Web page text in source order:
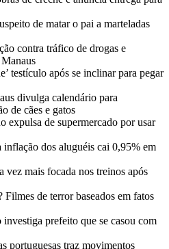
de matar o pai a marteladas
contra tráfico de drogas e
testículo após se inclinar para pegar
divulga calendário para
de cães e gatos
expulsa de supermercado por usar
inflação dos aluguéis cai 0,95% em
vez mais focada nos treinos após
de terror baseados em fatos
prefeito que se casou com
portuguesas traz movimentos